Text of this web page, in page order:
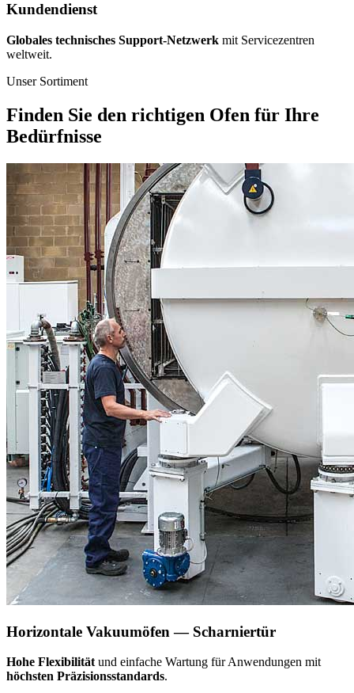
Kundendienst
Globales technisches Support-Netzwerk mit Servicezentren
weltweit.
Unser Sortiment
Finden Sie den richtigen Ofen für Ihre
Bedürfnisse
Horizontale Vakuumöfen — Scharniertür
Hohe Flexibilität und einfache Wartung für Anwendungen mit
höchsten Präzisionsstandards.